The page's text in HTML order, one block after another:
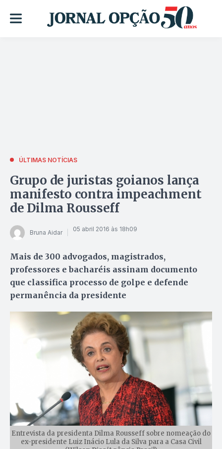
ÚLTIMAS NOTÍCIAS
Grupo de juristas goianos lança
manifesto contra impeachment
de Dilma Rousseff
Bruna Aidar 05 abril 2016 às 18h09
Mais de 300 advogados, magistrados,
professores e bacharéis assinam documento
que classifica processo de golpe e defende
permanência da presidente
Entrevista da presidenta Dilma Rousseff sobre nomeação do
ex-presidente Luiz Inácio Lula da Silva para a Casa Civil